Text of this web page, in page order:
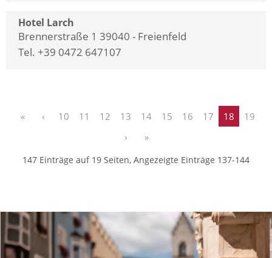
Hotel Larch
Brennerstraße 1 39040 - Freienfeld
Tel. +39 0472 647107
« ‹ 10 11 12 13 14 15 16 17 18
19
›
»
147 Einträge auf 19 Seiten, Angezeigte Einträge 137-144